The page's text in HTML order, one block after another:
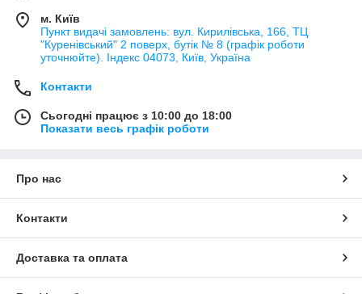
м. Київ
Пункт видачі замовлень: вул. Кирилівська, 166, ТЦ
"Куренівський" 2 поверх, бутік № 8 (графік роботи
уточнюйте). Індекс 04073, Київ, Україна
Контакти
Сьогодні працює з 10:00 до 18:00
Показати весь графік роботи
Про нас
Контакти
Доставка та оплата